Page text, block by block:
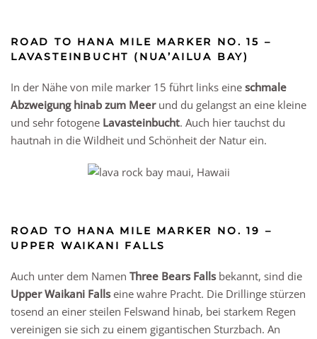
ROAD TO HANA MILE MARKER NO. 15 –
LAVASTEINBUCHT (NUA’AILUA BAY)
In der Nähe von mile marker 15 führt links eine schmale
Abzweigung hinab zum Meerund du gelangst an eine kleine
und sehr fotogene Lavasteinbucht. Auch hier tauchst du
hautnah in die Wildheit und Schönheit der Natur ein.
ROAD TO HANA MILE MARKER NO. 19 –
UPPER WAIKANI FALLS
Auch unter dem Namen Three Bears Fallsbekannt, sind die
Upper Waikani Fallseine wahre Pracht. Die Drillinge stürzen
tosend an einer steilen Felswand hinab, bei starkem Regen
vereinigen sie sich zu einem gigantischen Sturzbach. An